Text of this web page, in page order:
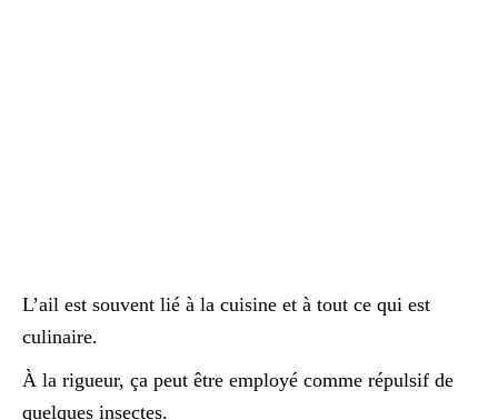
L’ail est souvent lié à la cuisine et à tout ce qui est
culinaire.
À la rigueur, ça peut être employé comme répulsif de
quelques insectes.